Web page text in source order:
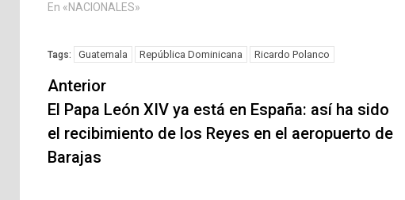
En «NACIONALES»
Tags: Guatemala República Dominicana Ricardo Polanco
Navegación
de
entradas
Anterior
El Papa León XIV ya está en España: así ha sido
el recibimiento de los Reyes en el aeropuerto de
Barajas